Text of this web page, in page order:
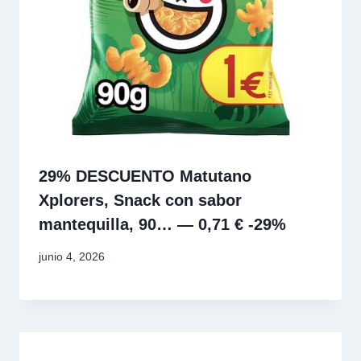
29% DESCUENTO Matutano
Xplorers, Snack con sabor
mantequilla, 90… — 0,71 € -29%
junio 4, 2026